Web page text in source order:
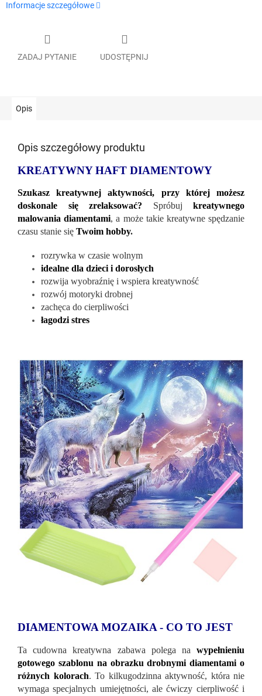
Informacje szczegółowe
ZADAJ PYTANIE UDOSTĘPNIJ
Opis
Opis szczegółowy produktu
KREATYWNY HAFT DIAMENTOWY
Szukasz kreatywnej aktywności, przy której możesz
doskonale się zrelaksować? Spróbuj kreatywnego
malowania diamentami, a może takie kreatywne spędzanie
czasu stanie się Twoim hobby.
rozrywka w czasie wolnym
idealne dla dzieci i dorosłych
rozwija wyobraźnię i wspiera kreatywność
rozwój motoryki drobnej
zachęca do cierpliwości
łagodzi stres
DIAMENTOWA MOZAIKA - CO TO JEST
Ta cudowna kreatywna zabawa polega na wypełnieniu
gotowego szablonu na obrazku drobnymi diamentami o
różnych kolorach. To kilkugodzinna aktywność, która nie
wymaga specjalnych umiejętności, ale ćwiczy cierpliwość i